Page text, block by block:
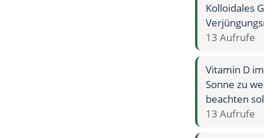
Kolloidales
13 Aufrufe
Vitamin D
Sonne zu
beachten
13 Aufrufe